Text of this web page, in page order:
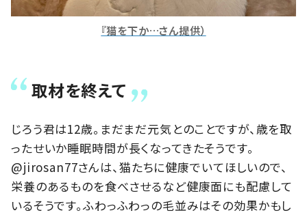
『猫を下か…さん提供）
取材を終えて
じろう君は12歳。まだまだ元気とのことですが、歳を取
ったせいか睡眠時間が長くなってきたそうです。
@jirosan77さんは、猫たちに健康でいてほしいので、
栄養のあるものを食べさせるなど健康面にも配慮して
いるそうです。ふわっふわっの毛並みはその効果かもし